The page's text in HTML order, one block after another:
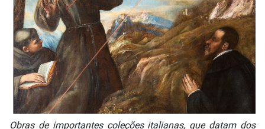
Obras de importantes coleções italianas, que datam dos